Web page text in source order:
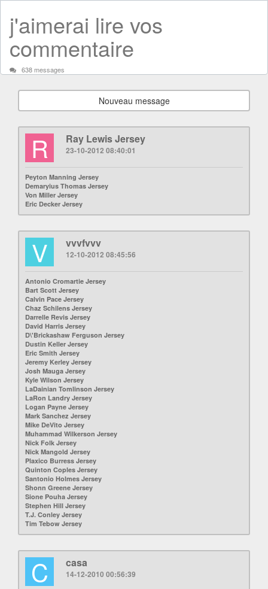
j'aimerai lire vos
commentaire
638 messages
Nouveau message
R Ray Lewis Jersey
23-10-2012 08:40:01
Peyton Manning Jersey
Demaryius Thomas Jersey
Von Miller Jersey
Eric Decker Jersey
V vvvfvvv
12-10-2012 08:45:56
Antonio Cromartie Jersey
Bart Scott Jersey
Calvin Pace Jersey
Chaz Schilens Jersey
Darrelle Revis Jersey
David Harris Jersey
D\'Brickashaw Ferguson Jersey
Dustin Keller Jersey
Eric Smith Jersey
Jeremy Kerley Jersey
Josh Mauga Jersey
Kyle Wilson Jersey
LaDainian Tomlinson Jersey
LaRon Landry Jersey
Logan Payne Jersey
Mark Sanchez Jersey
Mike DeVito Jersey
Muhammad Wilkerson Jersey
Nick Folk Jersey
Nick Mangold Jersey
Plaxico Burress Jersey
Quinton Coples Jersey
Santonio Holmes Jersey
Shonn Greene Jersey
Sione Pouha Jersey
Stephen Hill Jersey
T.J. Conley Jersey
Tim Tebow Jersey
C casa
14-12-2010 00:56:39